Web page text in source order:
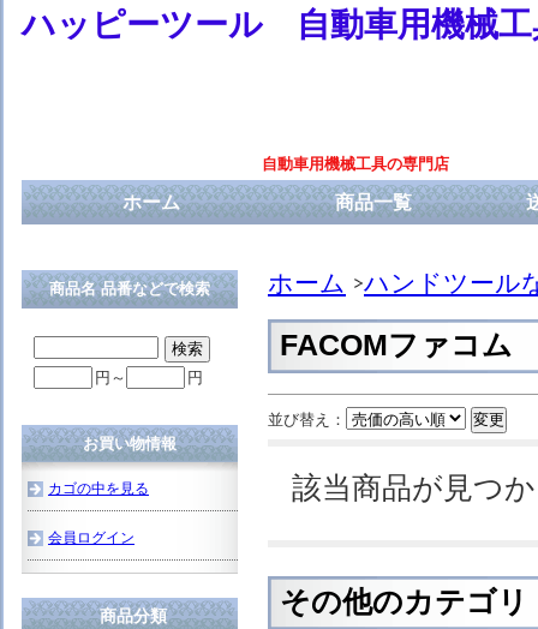
ハッピーツール 自動車用機械工
自動車用機械工具の専門店
ホーム 商品一覧
ホーム ハンドツール
FACOMファコム
並び替え：
該当商品が見つ
その他のカテゴリ
商品名 品番などで検索
円～ 円
お買い物情報
カゴの中を見る
会員ログイン
商品分類